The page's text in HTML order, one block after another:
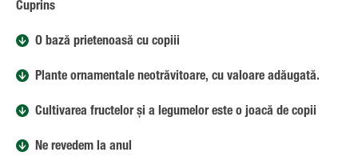
Cuprins
O bază prietenoasă cu copiii
Plante ornamentale neotrăvitoare, cu valoare adăugată.
Cultivarea fructelor și a legumelor este o joacă de copii
Ne revedem la anul